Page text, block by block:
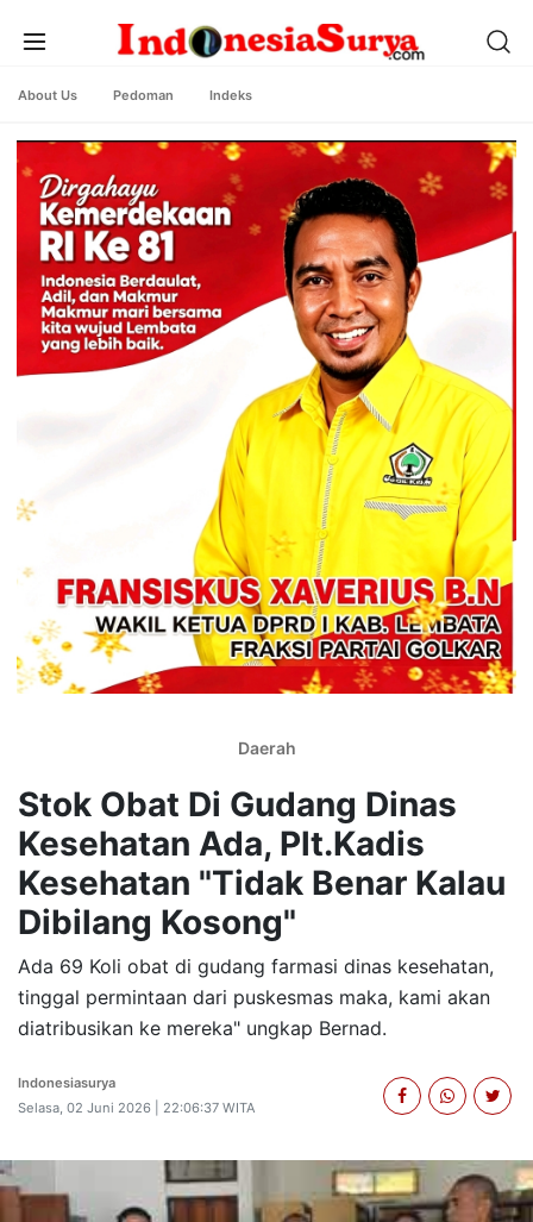
About Us Pedoman Indeks
Daerah
Stok Obat Di Gudang Dinas
Kesehatan Ada, Plt.Kadis
Kesehatan "Tidak Benar Kalau
Dibilang Kosong"
Ada 69 Koli obat di gudang farmasi dinas kesehatan,
tinggal permintaan dari puskesmas maka, kami akan
diatribusikan ke mereka" ungkap Bernad.
Indonesiasurya
Selasa, 02 Juni 2026 | 22:06:37 WITA